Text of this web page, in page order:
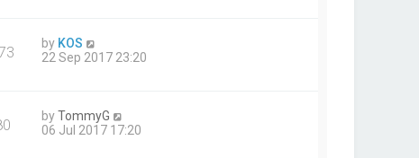
by KOS
22 Sep 2017 23:20
byTommyG
06 Jul 2017 17:20